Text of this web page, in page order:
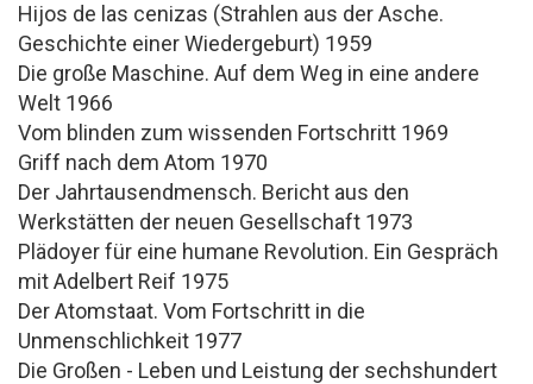
Hijos de las cenizas (Strahlen aus der Asche.
Geschichte einer Wiedergeburt) 1959
Die große Maschine. Auf dem Weg in eine andere
Welt 1966
Vom blinden zum wissenden Fortschritt 1969
Griff nach dem Atom 1970
Der Jahrtausendmensch. Bericht aus den
Werkstätten der neuen Gesellschaft 1973
Plädoyer für eine humane Revolution. Ein Gespräch
mit Adelbert Reif 1975
Der Atomstaat. Vom Fortschritt in die
Unmenschlichkeit 1977
Die Großen - Leben und Leistung der sechshundert